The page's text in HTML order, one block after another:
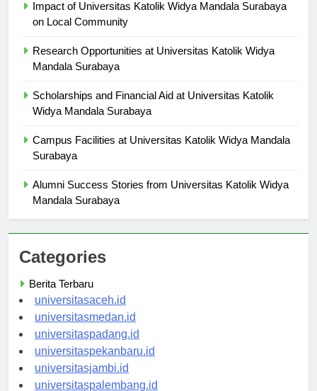
Impact of Universitas Katolik Widya Mandala Surabaya
Research Opportunities at Universitas Katolik Widya
Scholarships and Financial Aid at Universitas Katolik
Campus Facilities at Universitas Katolik Widya Mandala
Alumni Success Stories from Universitas Katolik Widya
Categories
Berita Terbaru
universitasaceh.id
universitasmedan.id
universitaspadang.id
universitaspekanbaru.id
universitasjambi.id